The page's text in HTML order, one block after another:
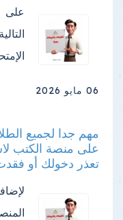
على
06 مايو 2026
مهم جدا لجميع
على منصة الكتب
تعذر دخولك أو